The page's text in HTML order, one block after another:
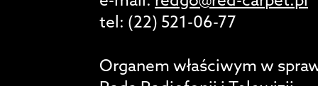
tel: (22) 521-06-77
Organem właściwym w